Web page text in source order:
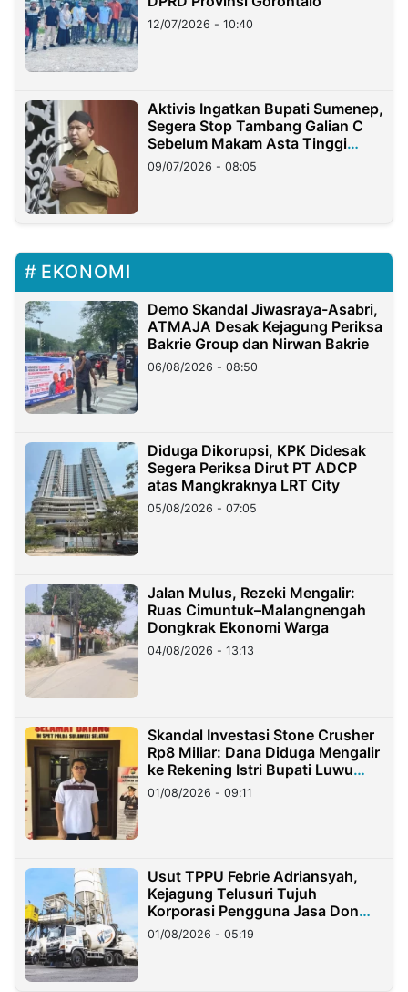
12/07/2026 - 10:40
Aktivis Ingatkan Bupati Sumenep,
Segera Stop Tambang Galian C
Sebelum Makam Asta Tinggi
Longsor
09/07/2026 - 08:05
EKONOMI
Demo Skandal Jiwasraya-Asabri,
ATMAJA Desak Kejagung Periksa
Bakrie Group dan Nirwan Bakrie
06/08/2026 - 08:50
Diduga Dikorupsi, KPK Didesak
Segera Periksa Dirut PT ADCP
atas Mangkraknya LRT City
05/08/2026 - 07:05
Jalan Mulus, Rezeki Mengalir:
Ruas Cimuntuk–Malangnengah
Dongkrak Ekonomi Warga
04/08/2026 - 13:13
Skandal Investasi Stone Crusher
Rp8 Miliar: Dana Diduga Mengalir
ke Rekening Istri Bupati Luwu
Timur
01/08/2026 - 09:11
Usut TPPU Febrie Adriansyah,
Kejagung Telusuri Tujuh
Korporasi Pengguna Jasa Don
Ritto
01/08/2026 - 05:19